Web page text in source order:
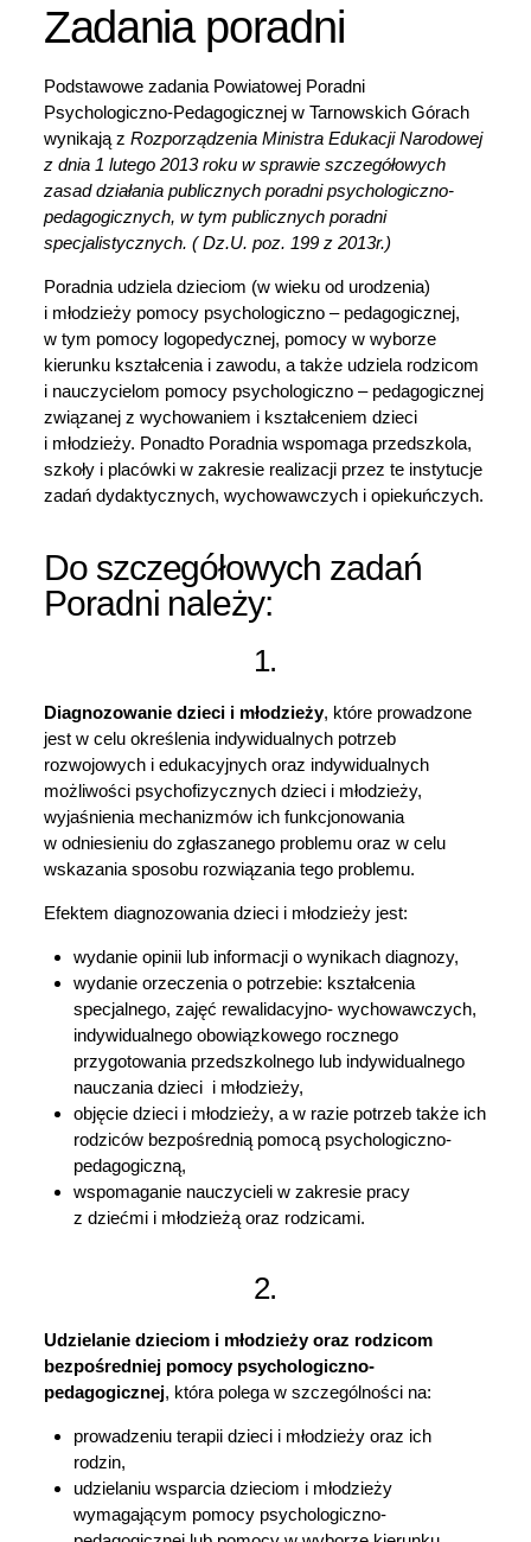
Zadania poradni
Podstawowe zadania Powiatowej Poradni
Psychologiczno-Pedagogicznej w Tarnowskich Górach
wynikają z Rozporządzenia Ministra Edukacji Narodowej
z dnia 1 lutego 2013 roku w sprawie szczegółowych
zasad działania publicznych poradni psychologiczno-
pedagogicznych, w tym publicznych poradni
specjalistycznych. ( Dz.U. poz. 199 z 2013r.)
Poradnia udziela dzieciom (w wieku od urodzenia)
i młodzieży pomocy psychologiczno – pedagogicznej,
w tym pomocy logopedycznej, pomocy w wyborze
kierunku kształcenia i zawodu, a także udziela rodzicom
i nauczycielom pomocy psychologiczno – pedagogicznej
związanej z wychowaniem i kształceniem dzieci
i młodzieży. Ponadto Poradnia wspomaga przedszkola,
szkoły i placówki w zakresie realizacji przez te instytucje
zadań dydaktycznych, wychowawczych i opiekuńczych.
Do szczegółowych zadań
Poradni należy:
1.
Diagnozowanie dzieci i młodzieży, które prowadzone
jest w celu określenia indywidualnych potrzeb
rozwojowych i edukacyjnych oraz indywidualnych
możliwości psychofizycznych dzieci i młodzieży,
wyjaśnienia mechanizmów ich funkcjonowania
w odniesieniu do zgłaszanego problemu oraz w celu
wskazania sposobu rozwiązania tego problemu.
Efektem diagnozowania dzieci i młodzieży jest:
wydanie opinii lub informacji o wynikach diagnozy,
wydanie orzeczenia o potrzebie: kształcenia
specjalnego, zajęć rewalidacyjno- wychowawczych,
indywidualnego obowiązkowego rocznego
przygotowania przedszkolnego lub indywidualnego
nauczania dzieci i młodzieży,
objęcie dzieci i młodzieży, a w razie potrzeb także ich
rodziców bezpośrednią pomocą psychologiczno-
pedagogiczną,
wspomaganie nauczycieli w zakresie pracy
z dziećmi i młodzieżą oraz rodzicami.
2.
Udzielanie dzieciom i młodzieży oraz rodzicom
bezpośredniej pomocy psychologiczno-
pedagogicznej, która polega w szczególności na:
prowadzeniu terapii dzieci i młodzieży oraz ich
rodzin,
udzielaniu wsparcia dzieciom i młodzieży
wymagającym pomocy psychologiczno-